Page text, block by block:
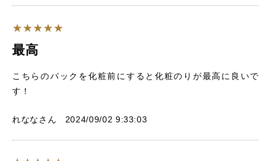
最高
こちらのパックを化粧前にすると化粧のりが最高に良いで
す！
れななさん 2024/09/02 9:33:03